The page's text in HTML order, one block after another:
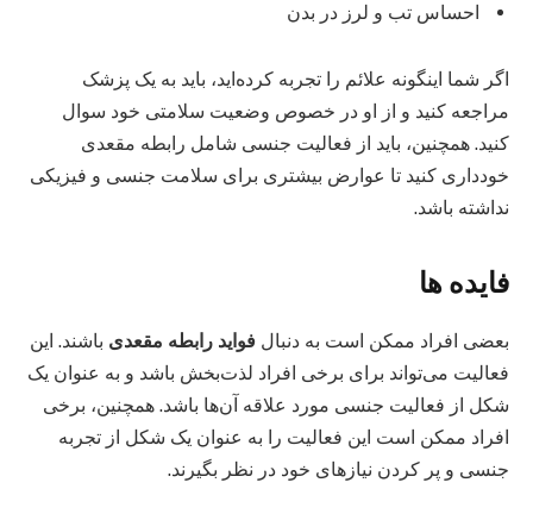
احساس تب و لرز در بدن
اگر شما اینگونه علائم را تجربه کرده‌اید، باید به یک پزشک
مراجعه کنید و از او در خصوص وضعیت سلامتی خود سوال
کنید. همچنین، باید از فعالیت جنسی شامل رابطه مقعدی
خودداری کنید تا عوارض بیشتری برای سلامت جنسی و فیزیکی
نداشته باشد.
فایده ها
بعضی افراد ممکن است به دنبال فواید رابطه مقعدی باشند. این
فعالیت می‌تواند برای برخی افراد لذت‌بخش باشد و به عنوان یک
شکل از فعالیت جنسی مورد علاقه آن‌ها باشد. همچنین، برخی
افراد ممکن است این فعالیت را به عنوان یک شکل از تجربه
جنسی و پر کردن نیازهای خود در نظر بگیرند.